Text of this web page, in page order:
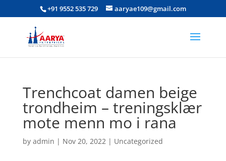
+91 9552 535 729 aaryae109@gmail.com
Trenchcoat damen beige
trondheim – treningsklær
mote menn mo i rana
by admin | Nov 20, 2022| Uncategorized